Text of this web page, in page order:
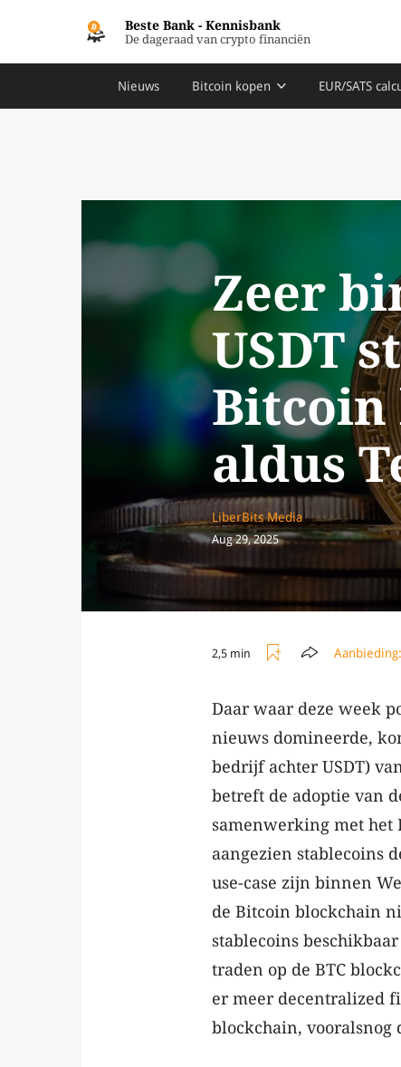
Beste Bank - Kennisbank
De dageraad van crypto financiën
Nieuws Bitcoin kopen EUR/SATS
Zeer
USDT
Bitcoin
aldus
LiberBits Media
Aug 29, 2025
2,5 min Aanbieding:
Daar waar deze week
nieuws domineerde,
bedrijf achter USDT)
betreft de adoptie van
samenwerking met het
aangezien stablecoins
use-case zijn binnen
de Bitcoin blockchain
stablecoins
traden op de BTC
er meer decentralized
blockchain, vooralsnog